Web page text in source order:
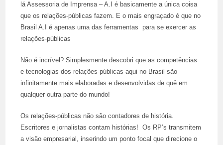
lá Assessoria de Imprensa – A.I é basicamente a única coisa
que os relações-públicas fazem. E o mais engraçado é que no
Brasil A.I é apenas uma das ferramentas para se exercer as
relações-públicas
Não é incrível? Simplesmente descobri que as competências
e tecnologias dos relações-públicas aqui no Brasil são
infinitamente mais elaboradas e desenvolvidas de quê em
qualquer outra parte do mundo!
Os relações-públicas não são contadores de história.
Escritores e jornalistas contam histórias! Os RP’s transmitem
a visão empresarial, inserindo um ponto focal que direcione o